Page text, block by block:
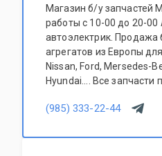
Магазин б/у запчастей
работы с 10-00 до 20-00
автоэлектрик. Продажа
агрегатов из Европы
Nissan, Ford, Mersedes-
Hyundai.... Все запчасти привозятся только из
(985) 333-22-44